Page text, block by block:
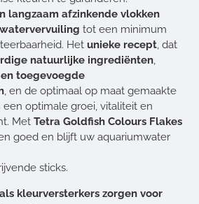
langzaam afzinkende vlokken
tot een minimum
Het unieke recept, dat
natuurlijke ingrediënten,
toegevoegde
, en de optimaal op maat gemaakte
optimale groei, vitaliteit en
Met Tetra Goldfish Colours Flakes
goed en blijft uw aquariumwater
sticks.
kleurversterkers zorgen voor